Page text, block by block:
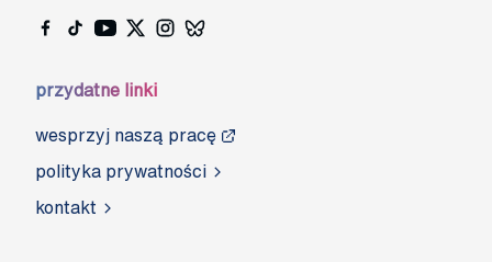
przydatne linki
wesprzyj naszą pracę
polityka prywatności
kontakt